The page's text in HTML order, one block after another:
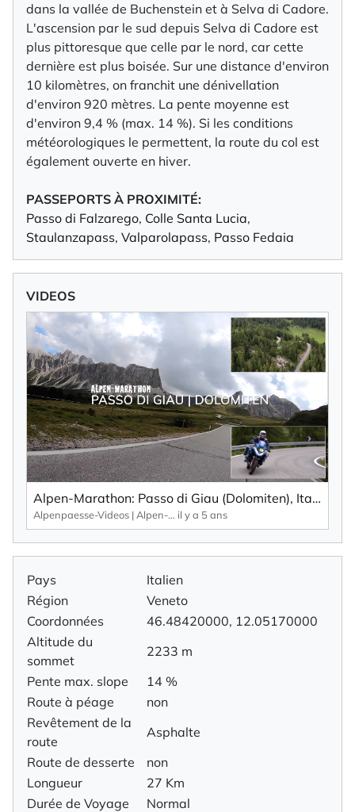
dans la vallée de Buchenstein et à Selva di Cadore.
L'ascension par le sud depuis Selva di Cadore est
plus pittoresque que celle par le nord, car cette
dernière est plus boisée. Sur une distance d'environ
10 kilomètres, on franchit une dénivellation
d'environ 920 mètres. La pente moyenne est
d'environ 9,4 % (max. 14 %). Si les conditions
météorologiques le permettent, la route du col est
également ouverte en hiver.
PASSEPORTS À PROXIMITÉ:
Passo di Falzarego, Colle Santa Lucia,
Staulanzapass, Valparolapass, Passo Fedaia
VIDEOS
Alpen-Marathon: Passo di Giau (Dolomiten), Italien – Fakten, Infos, Impressionen (2020)
Alpenpaesse-Videos | Alpen-Marathon il y a 5 ans
Pays
Italien
Région
Veneto
Coordonnées
46.48420000, 12.05170000
Altitude du
sommet
2233 m
Pente max. slope
14 %
Route à péage
non
Revêtement de la
route
Asphalte
Route de desserte
non
Longueur
27 Km
Durée de Voyage
Normal